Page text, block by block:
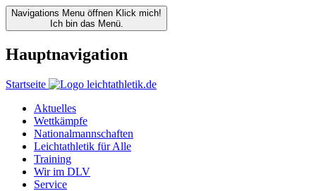
Navigations Menu öffnen Klick mich!
Ich bin das Menü.
Hauptnavigation
Startseite
Aktuelles
Wettkämpfe
Nationalmannschaften
Leichtathletik für Alle
Training
Wir im DLV
Service